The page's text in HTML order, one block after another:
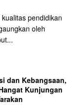
pendidikan
oleh
dan Kebangsaan,
Kunjungan